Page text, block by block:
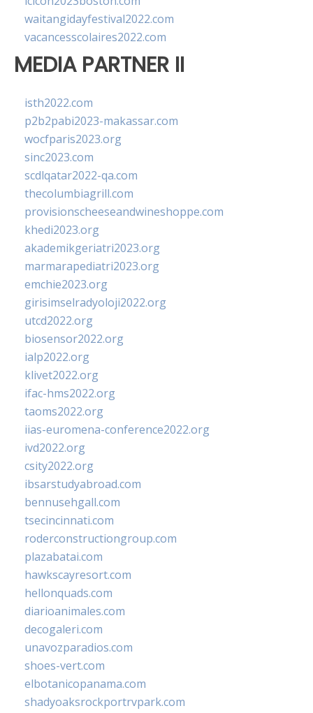
waitangidayfestival2022.com
vacancesscolaires2022.com
MEDIA PARTNER II
isth2022.com
p2b2pabi2023-makassar.com
wocfparis2023.org
sinc2023.com
scdlqatar2022-qa.com
thecolumbiagrill.com
provisionscheeseandwineshoppe.com
khedi2023.org
akademikgeriatri2023.org
marmarapediatri2023.org
emchie2023.org
girisimselradyoloji2022.org
utcd2022.org
biosensor2022.org
ialp2022.org
klivet2022.org
ifac-hms2022.org
taoms2022.org
iias-euromena-conference2022.org
ivd2022.org
csity2022.org
ibsarstudyabroad.com
bennusehgall.com
tsecincinnati.com
roderconstructiongroup.com
plazabatai.com
hawkscayresort.com
hellonquads.com
diarioanimales.com
decogaleri.com
unavozparadios.com
shoes-vert.com
elbotanicopanama.com
shadyoaksrockportrvpark.com